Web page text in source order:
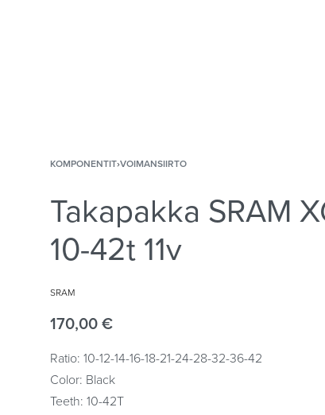
KOMPONENTIT›VOIMANSIIRTO
Takapakka SRAM
10-42t 11v
SRAM
170,00 €
Ratio: 10-12-14-16-18-21-24-28-32-36-42
Color: Black
Teeth: 10-42T